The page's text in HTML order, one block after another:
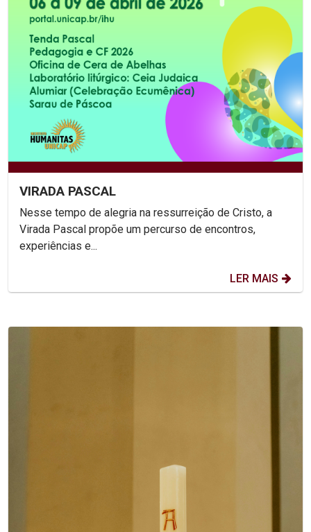
VIRADA PASCAL
Nesse tempo de alegria na ressurreição de Cristo, a
Virada Pascal propõe um percurso de encontros,
experiências e...
LER MAIS